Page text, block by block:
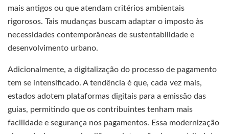
mais antigos ou que atendam critérios ambientais
rigorosos. Tais mudanças buscam adaptar o imposto às
necessidades contemporâneas de sustentabilidade e
desenvolvimento urbano.
Adicionalmente, a digitalização do processo de pagamento
tem se intensificado. A tendência é que, cada vez mais,
estados adotem plataformas digitais para a emissão das
guias, permitindo que os contribuintes tenham mais
facilidade e segurança nos pagamentos. Essa modernização